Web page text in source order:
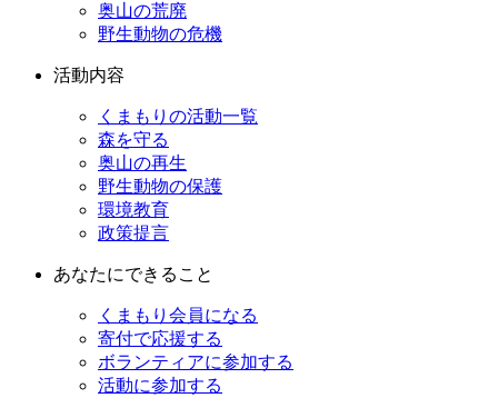
奥山の荒廃
野生動物の危機
活動内容
くまもりの活動一覧
森を守る
奥山の再生
野生動物の保護
環境教育
政策提言
あなたにできること
くまもり会員になる
寄付で応援する
ボランティアに参加する
活動に参加する